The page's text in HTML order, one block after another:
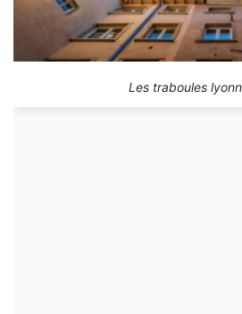
Les traboules